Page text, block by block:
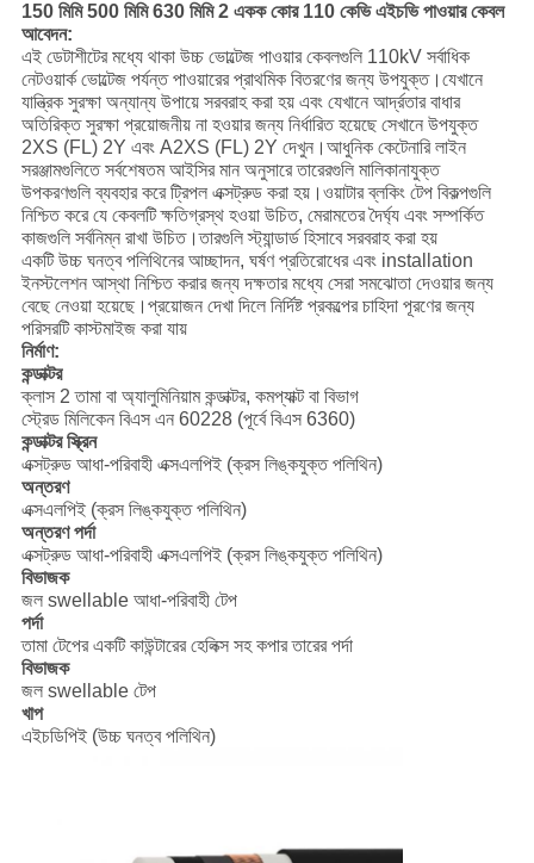
150 মিমি 500 মিমি 630 মিমি 2 একক কোর 110 কেভি এইচভি পাওয়ার কেবল
আবেদন:
এই ডেটাশীটের মধ্যে থাকা উচ্চ ভোল্টেজ পাওয়ার কেবলগুলি 110kV সর্বাধিক
নেটওয়ার্ক ভোল্টেজ পর্যন্ত পাওয়ারের প্রাথমিক বিতরণের জন্য উপযুক্ত।যেখানে
যান্ত্রিক সুরক্ষা অন্যান্য উপায়ে সরবরাহ করা হয় এবং যেখানে আর্দ্রতার বাধার
অতিরিক্ত সুরক্ষা প্রয়োজনীয় না হওয়ার জন্য নির্ধারিত হয়েছে সেখানে উপযুক্ত
2XS (FL) 2Y এবং A2XS (FL) 2Y দেখুন।আধুনিক কেটেনারি লাইন
সরঞ্জামগুলিতে সর্বশেষতম আইসির মান অনুসারে তারেরগুলি মালিকানাযুক্ত
উপকরণগুলি ব্যবহার করে ট্রিপল এক্সট্রুড করা হয়।ওয়াটার ব্লকিং টেপ বিকল্পগুলি
নিশ্চিত করে যে কেবলটি ক্ষতিগ্রস্থ হওয়া উচিত, মেরামতের দৈর্ঘ্য এবং সম্পর্কিত
কাজগুলি সর্বনিম্ন রাখা উচিত।তারগুলি স্ট্যান্ডার্ড হিসাবে সরবরাহ করা হয়
একটি উচ্চ ঘনত্ব পলিথিনের আচ্ছাদন, ঘর্ষণ প্রতিরোধের এবং installation
ইনস্টলেশন আস্থা নিশ্চিত করার জন্য দক্ষতার মধ্যে সেরা সমঝোতা দেওয়ার জন্য
বেছে নেওয়া হয়েছে।প্রয়োজন দেখা দিলে নির্দিষ্ট প্রকল্পের চাহিদা পূরণের জন্য
পরিসরটি কাস্টমাইজ করা যায়
নির্মাণ:
কন্ডাক্টর
ক্লাস 2 তামা বা অ্যালুমিনিয়াম কন্ডাক্টর, কমপ্যাক্ট বা বিভাগ
স্ট্রেড মিলিকেন বিএস এন 60228 (পূর্বে বিএস 6360)
কন্ডাক্টর স্ক্রিন
এক্সট্রুড আধা-পরিবাহী এক্সএলপিই (ক্রস লিঙ্কযুক্ত পলিথিন)
অন্তরণ
এক্সএলপিই (ক্রস লিঙ্কযুক্ত পলিথিন)
অন্তরণ পর্দা
এক্সট্রুড আধা-পরিবাহী এক্সএলপিই (ক্রস লিঙ্কযুক্ত পলিথিন)
বিভাজক
জল swellable আধা-পরিবাহী টেপ
পর্দা
তামা টেপের একটি কাউন্টারের হেলিক্স সহ কপার তারের পর্দা
বিভাজক
জল swellable টেপ
খাপ
এইচডিপিই (উচ্চ ঘনত্ব পলিথিন)